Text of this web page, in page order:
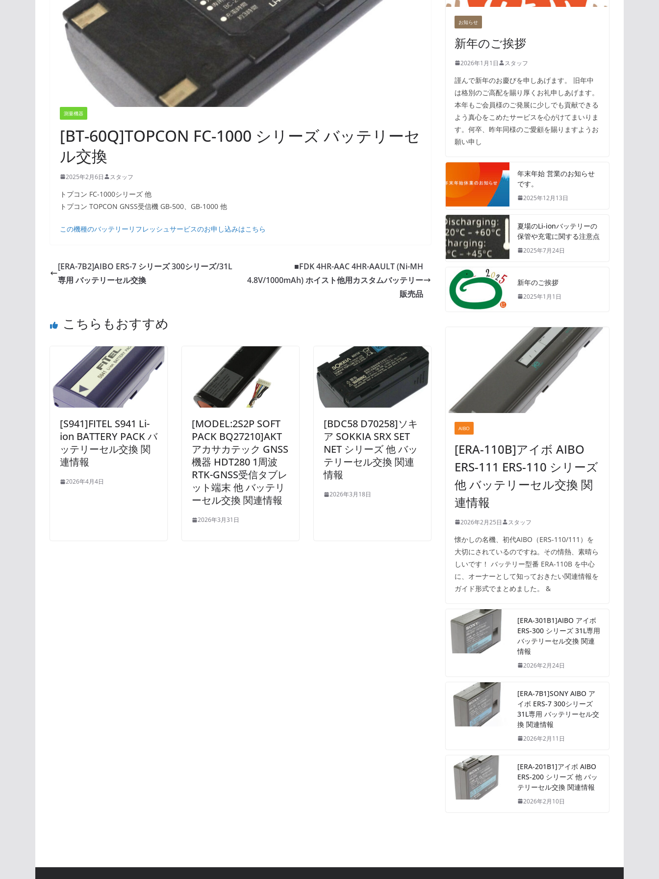
測量機器
[BT-60Q]TOPCON FC-1000 シリーズ バッテリーセ
ル交換
2025年2月6日 スタッフ
トプコン FC-1000シリーズ 他
トプコン TOPCON GNSS受信機 GB-500、GB-1000 他
この機種のバッテリーリフレッシュサービスのお申し込みはこちら
[ERA-7B2]AIBO ERS-7 シリーズ 300シリーズ/31L
専用 バッテリーセル交換
■FDK 4HR-AAC 4HR-AAULT (Ni-MH
4.8V/1000mAh) ホイスト他用カスタムバッテリー
販売品
こちらもおすすめ
[S941]FITEL S941 Li-
ion BATTERY PACK バ
ッテリーセル交換 関
連情報
2026年4月4日
[MODEL:2S2P SOFT
PACK BQ27210]AKT
アカサカテック GNSS
機器 HDT280 1周波
RTK-GNSS受信タブレ
ット端末 他 バッテリ
ーセル交換 関連情報
2026年3月31日
[BDC58 D70258]ソキ
ア SOKKIA SRX SET
NET シリーズ 他 バッ
テリーセル交換 関連
情報
2026年3月18日
お知らせ
新年のご挨拶
2026年1月1日 スタッフ
謹んで新年のお慶びを申しあげます。 旧年中
は格別のご高配を賜り厚くお礼申しあげます。
本年もご会員様のご発展に少しでも貢献できる
よう真心をこめたサービスを心がけてまいりま
す。何卒、昨年同様のご愛顧を賜りますようお
願い申し
年末年始 営業のお知らせ
です。
2025年12月13日
夏場のLi-ionバッテリーの
保管や充電に関する注意点
2025年7月24日
新年のご挨拶
2025年1月1日
AIBO
[ERA-110B]アイボ AIBO
ERS-111 ERS-110 シリーズ
他 バッテリーセル交換 関
連情報
2026年2月25日 スタッフ
懐かしの名機、初代AIBO（ERS-110/111）を
大切にされているのですね。その情熱、素晴ら
しいです！ バッテリー型番 ERA-110B を中心
に、オーナーとして知っておきたい関連情報を
ガイド形式でまとめました。 &
[ERA-301B1]AIBO アイボ
ERS-300 シリーズ 31L専用
バッテリーセル交換 関連
情報
2026年2月24日
[ERA-7B1]SONY AIBO ア
イボ ERS-7 300シリーズ
31L専用 バッテリーセル交
換 関連情報
2026年2月11日
[ERA-201B1]アイボ AIBO
ERS-200 シリーズ 他 バッ
テリーセル交換 関連情報
2026年2月10日